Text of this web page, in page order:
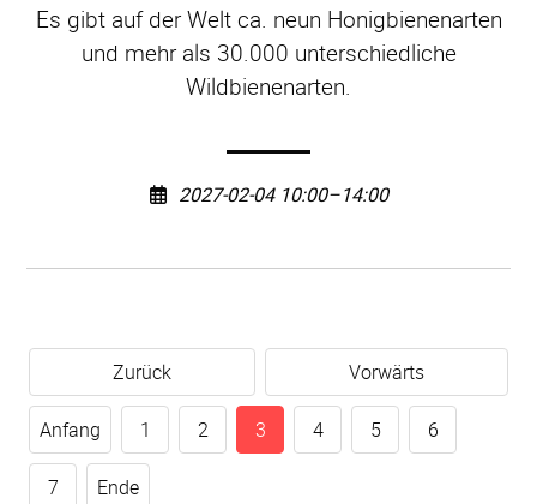
Es gibt auf der Welt ca. neun Honigbienenarten
und mehr als 30.000 unterschiedliche
Wildbienenarten.
2027-02-04 10:00–14:00
Zurück Vorwärts
Anfang 1 2 3 4 5 6
7 Ende